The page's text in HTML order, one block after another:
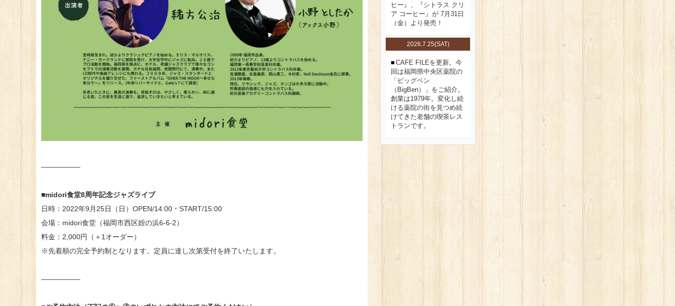
—————–
■midori食堂8周年記念ジャズライブ
日時：2022年9月25日（日）OPEN/14:00・START/15:00
会場：midori食堂（福岡市西区姪の浜6-6-2）
料金：2,000円（＋1オーダー）
※先着順の完全予約制となります。定員に達し次第受付を終了いたします。
—————–
ヒー』、『シトラス クリ
ア コーヒー』が 7月31日
（金）より発売！
2026.7.25(SAT)
CAFE FILEを更新。今
回は福岡県中央区薬院の
「ビッグベン
（BigBen）」をご紹介。
創業は1979年。変化し続
ける薬院の街を見つめ続
けてきた老舗の喫茶レス
トランです。